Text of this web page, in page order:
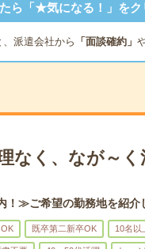
ら「★気になる！」をク
、派遣会社から 「面談確約」
く、なが～く
≫ご希望の勤務地を紹介
既卒第二新卒OK 10名以